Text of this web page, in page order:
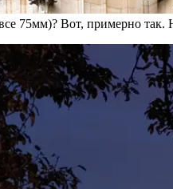
75мм)? Вот, примерно